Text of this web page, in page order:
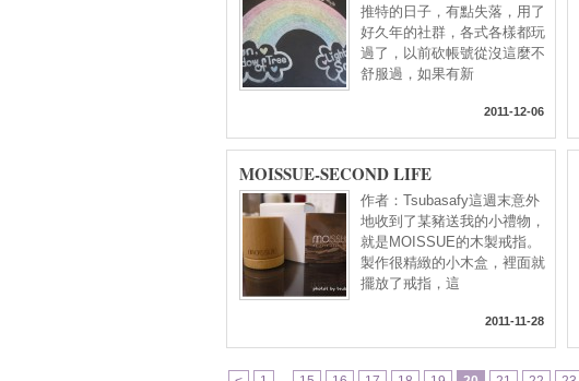
推特的日子，有點失落，用了
好久年的社群，各式各樣都玩
過了，以前砍帳號從沒這麼不
舒服過，如果有新
2011-12-06
MOISSUE-SECOND LIFE
作者：Tsubasafy這週末意外
地收到了某豬送我的小禮物，
就是MOISSUE的木製戒指。
製作很精緻的小木盒，裡面就
擺放了戒指，這
2011-11-28